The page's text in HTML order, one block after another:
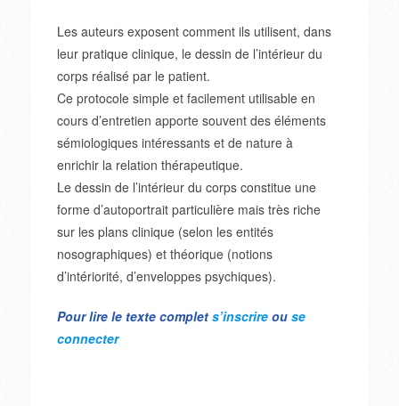
Les auteurs exposent comment ils utilisent, dans
leur pratique clinique, le dessin de l’intérieur du
corps réalisé par le patient.
Ce protocole simple et facilement utilisable en
cours d’entretien apporte souvent des éléments
sémiologiques intéressants et de nature à
enrichir la relation thérapeutique.
Le dessin de l’intérieur du corps constitue une
forme d’autoportrait particulière mais très riche
sur les plans clinique (selon les entités
nosographiques) et théorique (notions
d’intériorité, d’enveloppes psychiques).
Pour lire le texte complet s’inscrireou se
connecter